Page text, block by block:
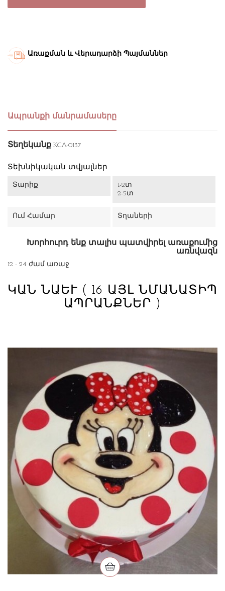
Առաքման և Վերադարձի Պայմաններ
Ապրանքի մանրամասերը
Տեղեկանք KCA-0137
Տեխնիկական տվյալներ
Տարիք
1-2տ
2-5տ
Ում Համար Տղաների
Խորհուրդ ենք տալիս պատվիրել առաքումից
առնվազն
12 - 24 ժամ առաջ
ԿԱՆ ՆԱԵՒ ( 16 ԱՅԼ ՆՄԱՆԱՏԻՊ
ԱՊՐԱՆՔՆԵՐ )